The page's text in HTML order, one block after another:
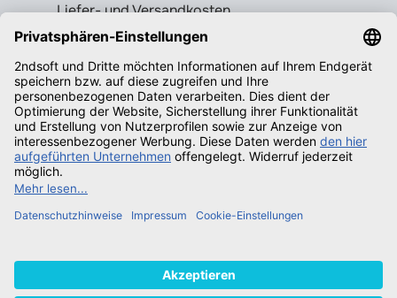
Liefer- und Versandkosten
Rückgabebedingungen
Wissenswertes
Legale Gebrauchtsoftware erkennen
Produktschlüssel = Lizenz?
Microsoft Office legal erwerben
Qualifizierende Betriebssysteme f.